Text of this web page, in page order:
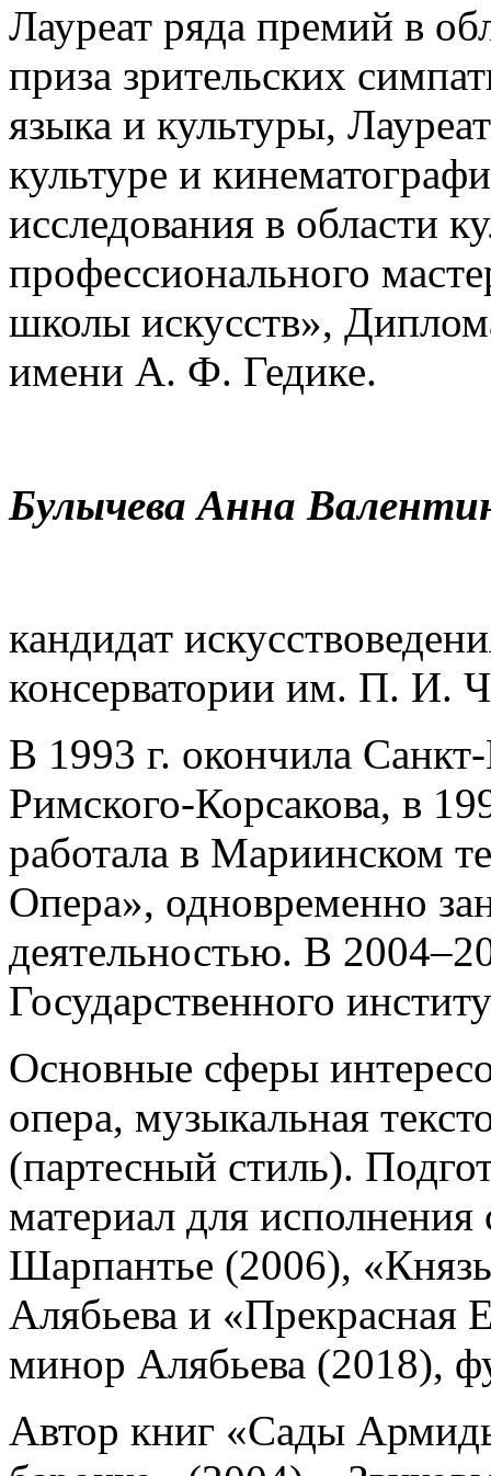
Лауреат ряда премий в
приза зрительских
языка и культуры,
культуре и
исследования в области
профессионального
школы искусств»,
имени А. Ф. Гедике.
Булычева Анна
кандидат
консерватории им. П. И.
В 1993 г. окончила
Римского-Корсакова, в
работала в Мариинском
Опера», одновременно
деятельностью. В
Государственного
Основные сферы
опера, музыкальная
(партесный стиль).
материал для
Шарпантье (2006),
Алябьева и
минор Алябьева (2018),
Автор книг «Сады